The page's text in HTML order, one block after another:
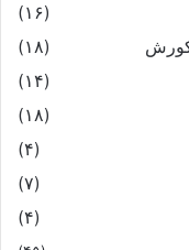
(۱۶)
کورش
(۱۸)
(۱۴)
(۱۸)
(۴)
(۷)
(۴)